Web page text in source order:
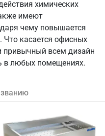
химических
имеют
чему повышается
Что касается офисных
привычный всем дизайн
в любых помещениях.